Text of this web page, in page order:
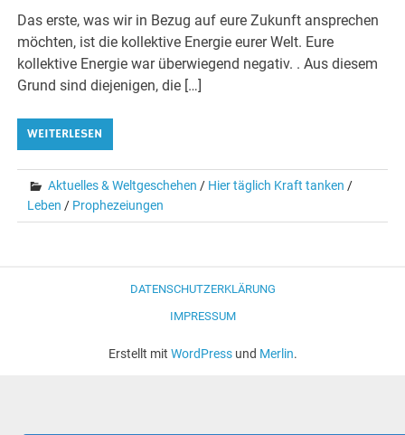
Das erste, was wir in Bezug auf eure Zukunft ansprechen
möchten, ist die kollektive Energie eurer Welt. Eure
kollektive Energie war überwiegend negativ. . Aus diesem
Grund sind diejenigen, die […]
WEITERLESEN
Aktuelles & Weltgeschehen / Hier täglich Kraft tanken /
Leben / Prophezeiungen
DATENSCHUTZERKLÄRUNG
IMPRESSUM
Erstellt mit WordPressund Merlin.